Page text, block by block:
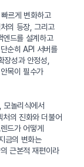
르게 변화하고
의 등장, 그리고
드를 설계하고
순히 API 서버를
성과 안정성,
목이 필수가
모놀리식에서
의 진화와 더불어
드가 어떻게
금의 변화는
근본적 재편이라